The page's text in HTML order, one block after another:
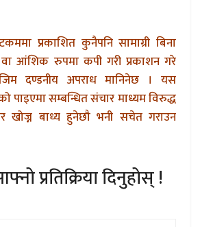
प्रकाशित कुनैपनि सामाग्री बिना
आंशिक रुपमा कपी गरी प्रकाशन गरे
दण्डनीय अपराध मानिनेछ । यस
पाइएमा सम्बन्धित संचार माध्यम विरुद्ध
खोज्न बाध्य हुनेछौ भनी सचेत गराउन
प्रतिक्रिया दिनुहोस् !